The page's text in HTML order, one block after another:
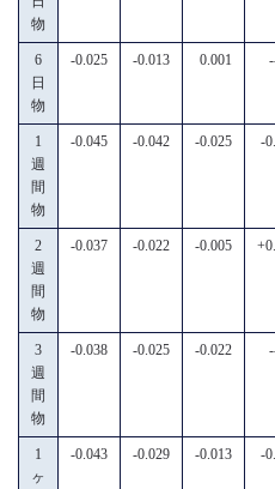
物
6
日
物
-0.025 -0.013 0.001
1
週
間
物
-0.045 -0.042 -0.025 -
2
週
間
物
-0.037 -0.022 -0.005
3
週
間
物
-0.038 -0.025 -0.022
1
ヶ
-0.043 -0.029 -0.013 -